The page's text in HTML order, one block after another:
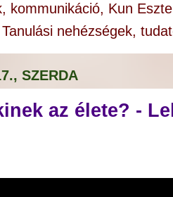
, kommunikáció, Kun
Tanulási nehézségek,
SZERDA
az élete? -